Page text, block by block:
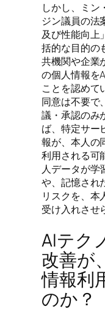
しかし、ミン
ジン議員の法
及び性能向上
括的な目的の
共機関や企業
の個人情報を
ことを認めて
同意は不要で
議・承認のみ
ば、特定サー
報が、本人の
利用される可
人データが学
や、記憶され
リスクを、本
受け入れさせ
AIテク
改善が
情報利
のか？